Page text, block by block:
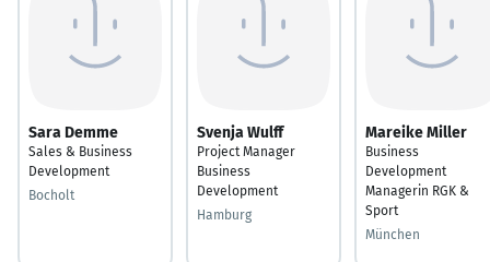
Sara Demme
Sales & Business
Development
Bocholt
Svenja Wulff
Project Manager
Business
Development
Hamburg
Mareike Miller
Business
Development
Managerin RGK &
Sport
München